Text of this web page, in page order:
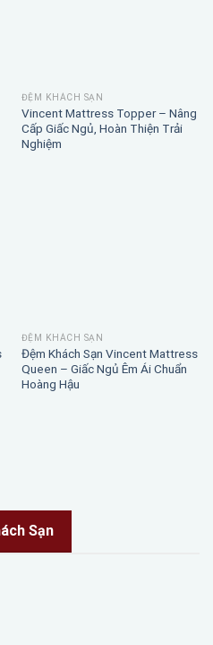
ĐỆM KHÁCH SẠN
Vincent Mattress Topper – Nâng
Cấp Giấc Ngủ, Hoàn Thiện Trải
Nghiệm
ĐỆM KHÁCH SẠN
Đệm Khách Sạn Vincent Mattress
Queen – Giấc Ngủ Êm Ái Chuẩn
Hoàng Hậu
Sạn